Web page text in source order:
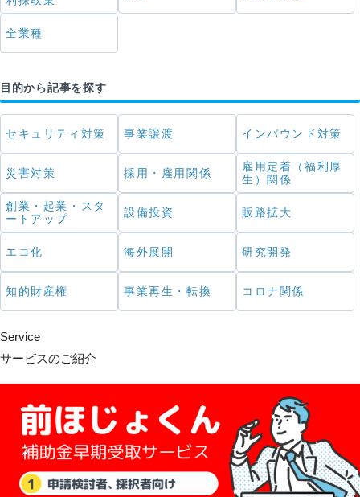
全業種
目的から記事を探す
セキュリティ対策 事業譲渡 インバウンド対策
災害対策 採用・雇用関係
雇用定着（福利厚
生）関係
創業・起業・スタ
ートアップ
設備投資 販路拡大
エコ化 海外展開 研究開発
知的財産権 事業再生・転換 コロナ関係
Service
サービスのご紹介